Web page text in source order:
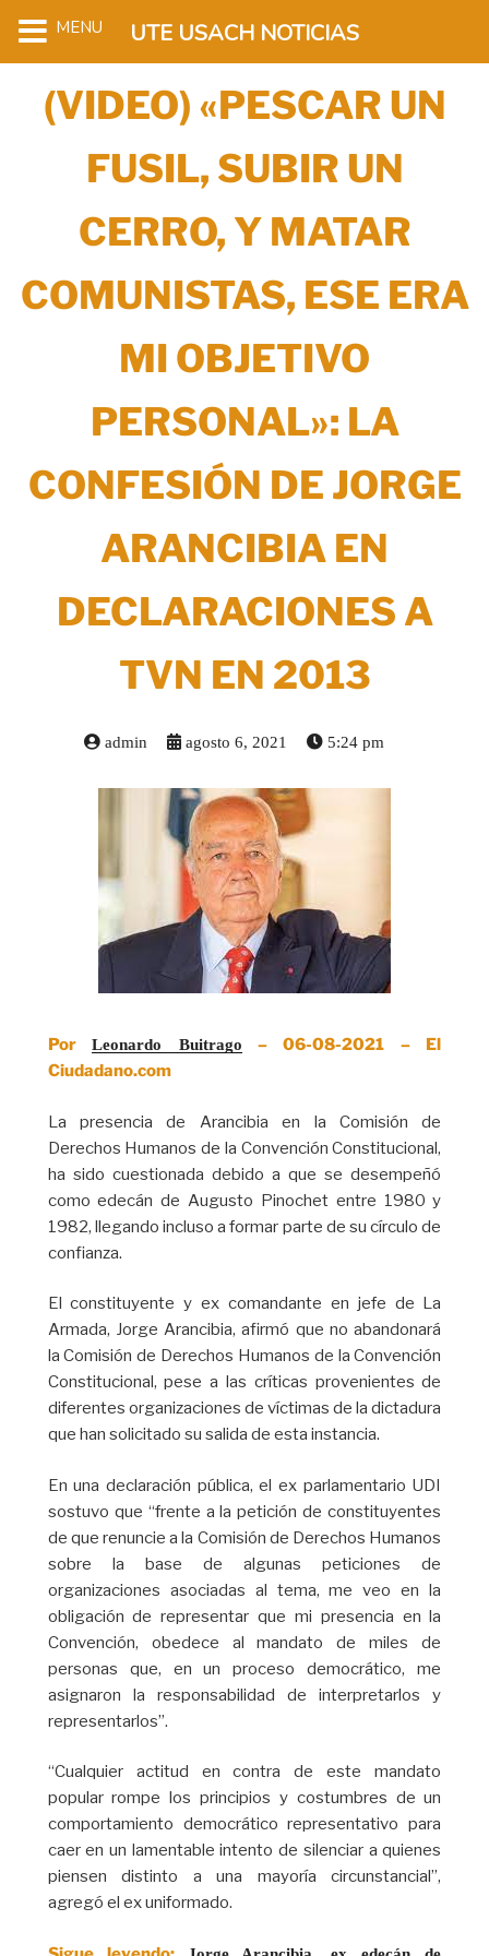
(VIDEO) «PESCAR UN
FUSIL, SUBIR UN
CERRO, Y MATAR
COMUNISTAS, ESE ERA
MI OBJETIVO
PERSONAL»: LA
CONFESIÓN DE JORGE
ARANCIBIA EN
DECLARACIONES A
TVN EN 2013
admin agosto 6, 2021 5:24 pm
PorLeonardo Buitrago – 06-08-2021 – El
Ciudadano.com
La presencia de Arancibia en la Comisión de
Derechos Humanos de la Convención Constitucional,
ha sido cuestionada debido a que se desempeñó
como edecán de Augusto Pinochet entre 1980 y
1982, llegando incluso a formar parte de su círculo de
confianza.
El constituyente y ex comandante en jefe de La
Armada, Jorge Arancibia, afirmó que no abandonará
la Comisión de Derechos Humanos de la Convención
Constitucional, pese a las críticas provenientes de
diferentes organizaciones de víctimas de la dictadura
que han solicitado su salida de esta instancia.
En una declaración pública, el ex parlamentario UDI
sostuvo que “frente a la petición de constituyentes
de que renuncie a la Comisión de Derechos Humanos
sobre la base de algunas peticiones de
organizaciones asociadas al tema, me veo en la
obligación de representar que mi presencia en la
Convención, obedece al mandato de miles de
personas que, en un proceso democrático, me
asignaron la responsabilidad de interpretarlos y
representarlos”.
“Cualquier actitud en contra de este mandato
popular rompe los principios y costumbres de un
comportamiento democrático representativo para
caer en un lamentable intento de silenciar a quienes
piensen distinto a una mayoría circunstancial”,
agregó el ex uniformado.
MENU UTE USACH NOTICIAS